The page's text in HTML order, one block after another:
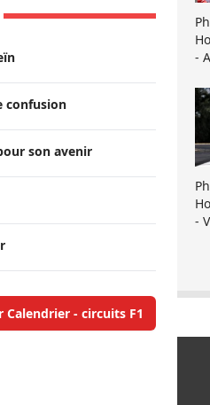
confusion
son avenir
Calendrier - circuits F1
-
-